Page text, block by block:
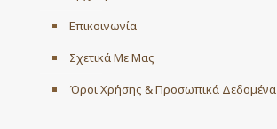
Επικοινωνία
Σχετικά Με Μας
Όροι Χρήσης & Προσωπικά Δεδομένα